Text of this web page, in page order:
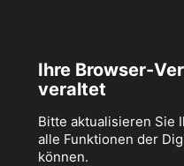
Ihre Browser-
veraltet
Bitte aktualisieren Sie
alle Funktionen der
können.